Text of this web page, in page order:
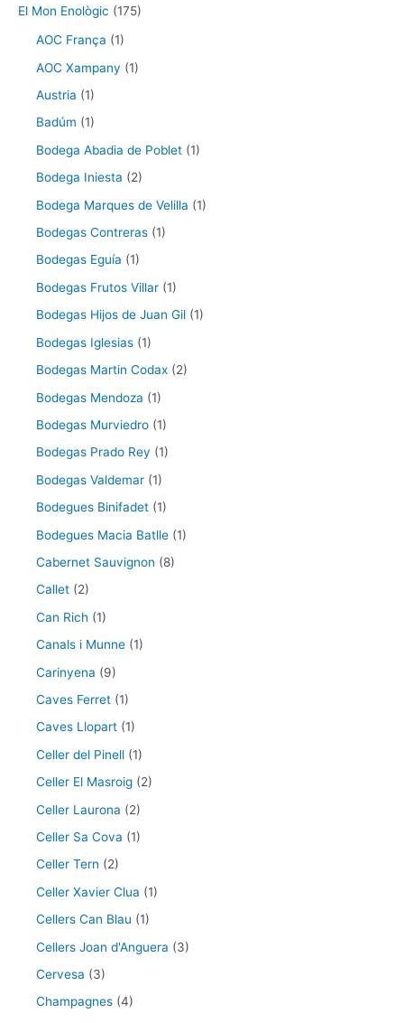
El Mon Enològic (175)
AOC França (1)
AOC Xampany (1)
Austria (1)
Badúm (1)
Bodega Abadia de Poblet (1)
Bodega Iniesta (2)
Bodega Marques de Velilla (1)
Bodegas Contreras (1)
Bodegas Eguía (1)
Bodegas Frutos Villar (1)
Bodegas Hijos de Juan Gil (1)
Bodegas Iglesias (1)
Bodegas Martin Codax (2)
Bodegas Mendoza (1)
Bodegas Murviedro (1)
Bodegas Prado Rey (1)
Bodegas Valdemar (1)
Bodegues Binifadet (1)
Bodegues Macia Batlle (1)
Cabernet Sauvignon (8)
Callet (2)
Can Rich (1)
Canals i Munne (1)
Carinyena (9)
Caves Ferret (1)
Caves Llopart (1)
Celler del Pinell (1)
Celler El Masroig (2)
Celler Laurona (2)
Celler Sa Cova (1)
Celler Tern (2)
Celler Xavier Clua (1)
Cellers Can Blau (1)
Cellers Joan d'Anguera (3)
Cervesa (3)
Champagnes (4)